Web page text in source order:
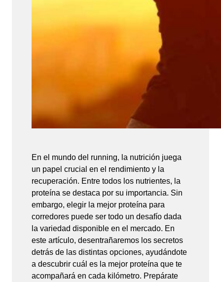
En el mundo del running, la nutrición juega
un papel crucial en el rendimiento y la
recuperación. Entre todos los nutrientes, la
proteína se destaca por su importancia. Sin
embargo, elegir la mejor proteína para
corredores puede ser todo un desafío dada
la variedad disponible en el mercado. En
este artículo, desentrañaremos los secretos
detrás de las distintas opciones, ayudándote
a descubrir cuál es la mejor proteína que te
acompañará en cada kilómetro. Prepárate